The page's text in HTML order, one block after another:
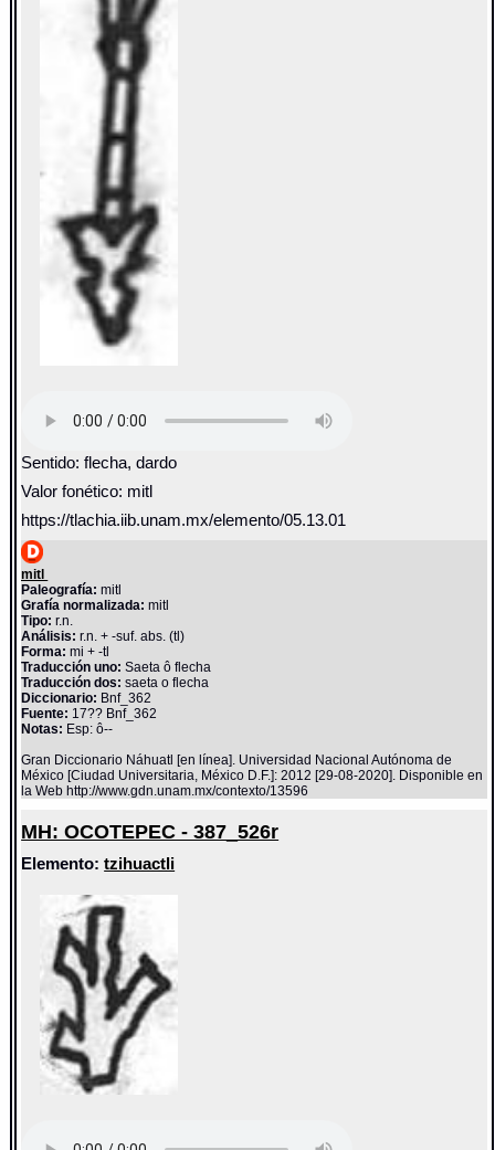
Sentido: flecha, dardo
Valor fonético: mitl
https://tlachia.iib.unam.mx/elemento/05.13.01
mitl
Paleografía: mitl
Grafía normalizada: mitl
Tipo: r.n.
Análisis: r.n. + -suf. abs. (tl)
Forma: mi + -tl
Traducción uno: Saeta ô flecha
Traducción dos: saeta o flecha
Diccionario: Bnf_362
Fuente: 17?? Bnf_362
Notas: Esp: ô--
Gran Diccionario Náhuatl [en línea]. Universidad Nacional Autónoma de
México [Ciudad Universitaria, México D.F.]: 2012 [29-08-2020]. Disponible en
la Web http://www.gdn.unam.mx/contexto/13596
MH: OCOTEPEC - 387_526r
Elemento:tzihuactli